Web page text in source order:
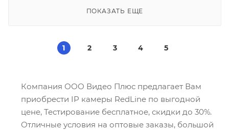
ПОКАЗАТЬ ЕЩЕ
1 2 3 4 5
Компания ООО Видео Плюс предлагает Вам
приобрести IP камеры RedLine по выгодной
цене, Тестирование бесплатное, скидки до 30%.
Отличные условия на оптовые заказы, большой